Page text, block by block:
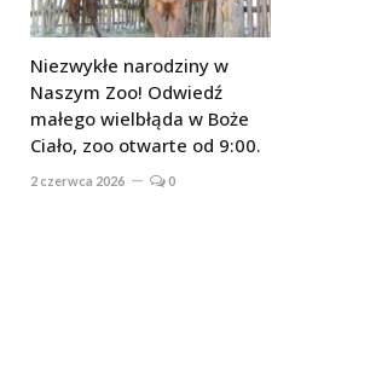
Niezwykłe narodziny w
Naszym Zoo! Odwiedź
małego wielbłąda w Boże
Ciało, zoo otwarte od 9:00.
2 czerwca 2026 0